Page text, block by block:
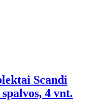
Scandi
4 vnt.